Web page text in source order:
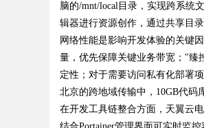
!
脑的/mnt/local目录，实现跨系统
辑器进行资源创作，通过共享目
网络性能是影响开发体验的关键
量，优先保障关键业务带宽；"臻
定性；对于需要访问私有化部署
北京的跨地域传输中，10GB代码
在开发工具链整合方面，天翼云